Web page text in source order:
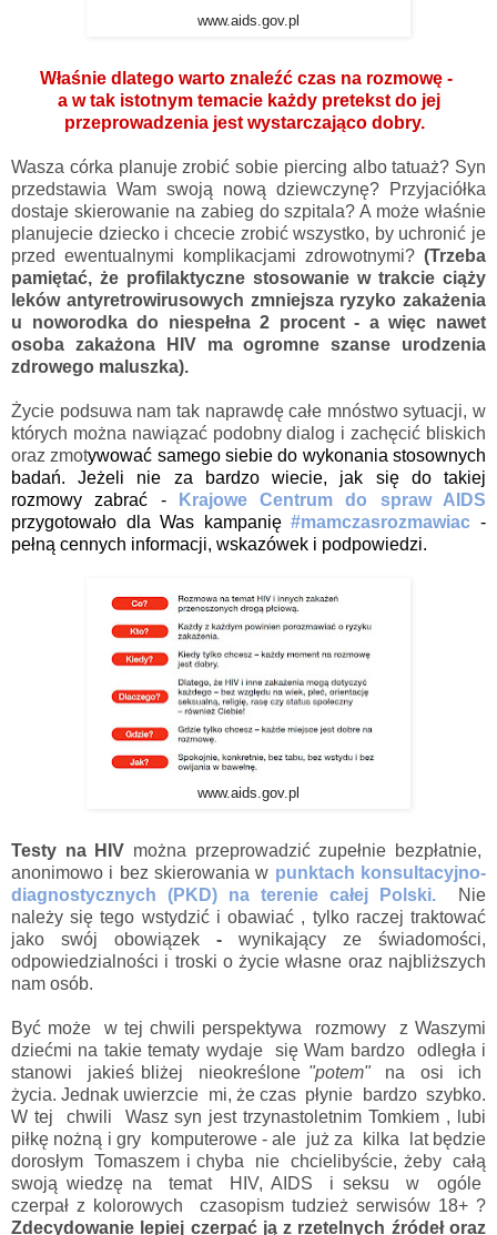
www.aids.gov.pl
Właśnie dlatego warto znaleźć czas na rozmowę -
a w tak istotnym temacie każdy pretekst do jej
przeprowadzenia jest wystarczająco dobry.
Wasza córka planuje zrobić sobie piercing albo tatuaż? Syn
przedstawia Wam swoją nową dziewczynę? Przyjaciółka
dostaje skierowanie na zabieg do szpitala? A może właśnie
planujecie dziecko i chcecie zrobić wszystko, by uchronić je
przed ewentualnymi komplikacjami zdrowotnymi? (Trzeba
pamiętać, że profilaktyczne stosowanie w trakcie ciąży
leków antyretrowirusowych zmniejsza ryzyko zakażenia
u noworodka do niespełna 2 procent - a więc nawet
osoba zakażona HIV ma ogromne szanse urodzenia
zdrowego maluszka).
Życie podsuwa nam tak naprawdę całe mnóstwo sytuacji, w
których można nawiązać podobny dialog i zachęcić bliskich
oraz zmotywować samego siebie do wykonania stosownych
badań. Jeżeli nie za bardzo wiecie, jak się do takiej
rozmowy zabrać -
Krajowe Centrum do spraw AIDS
przygotowało dla Was kampanię#mamczasrozmawiac -
pełną cennych informacji, wskazówek i podpowiedzi.
www.aids.gov.pl
Testy na HIV można przeprowadzić zupełnie bezpłatnie,
anonimowo i bez skierowania w punktach konsultacyjno-
diagnostycznych (PKD) na terenie całej Polski. Nie
należy się tego wstydzić i obawiać , tylko raczej traktować
jako swój obowiązek - wynikający ze świadomości,
odpowiedzialności i troski o życie własne oraz najbliższych
nam osób.
Być może w tej chwili perspektywa rozmowy z Waszymi
dziećmi na takie tematy wydaje się Wam bardzo odległa i
stanowi jakieś bliżej nieokreślone "potem"
na osi ich
życia. Jednak uwierzcie mi, że czas płynie bardzo szybko.
W tej chwili Wasz syn jest trzynastoletnim Tomkiem , lubi
piłkę nożną i gry komputerowe - ale już za kilka lat będzie
dorosłym Tomaszem i chyba nie chcielibyście, żeby całą
swoją wiedzę na temat HIV, AIDS i seksu w ogóle
czerpał z kolorowych czasopism tudzież serwisów 18+ ?
Zdecydowanie lepiej czerpać ją z rzetelnych źródeł oraz